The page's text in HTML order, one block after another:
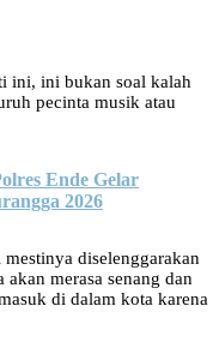
ini, ini bukan soal kalah
pecinta musik atau
Ende Gelar
2026
diselenggarakan
merasa senang dan
di dalam kota karena